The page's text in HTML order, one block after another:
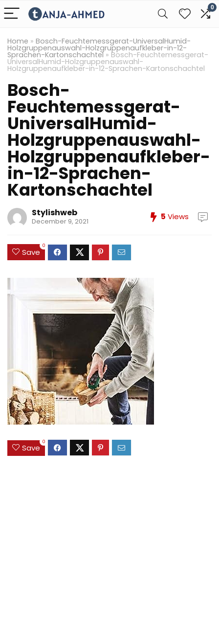
0
Home » Bosch-Feuchtemessgerat-UniversalHumid-
Holzgruppenauswahl-Holzgruppenaufkleber-in-12-
Sprachen-Kartonschachtel» Bosch-Feuchtemessgerat-
UniversalHumid-Holzgruppenauswahl-
Holzgruppenaufkleber-in-12-Sprachen-Kartonschachtel
Bosch-
Feuchtemessgerat-
UniversalHumid-
Holzgruppenauswahl-
Holzgruppenaufkleber-
in-12-Sprachen-
Kartonschachtel
Stylishweb
December 9, 2021 5 Views
Save
0
Save
0